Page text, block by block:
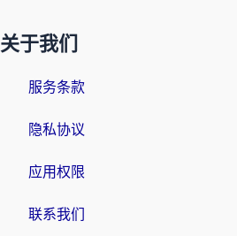
关于我们
服务条款
隐私协议
应用权限
联系我们